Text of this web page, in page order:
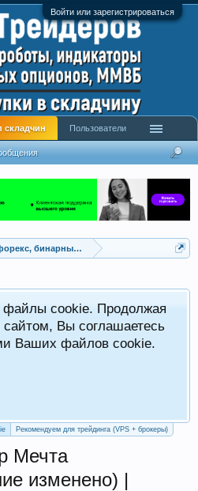
Войти или зарегистрироваться
бинарных опционов, ММВБ
файлы cookie. Продолжая
Вы соглашаетесь
Ваших файлов cookie.
Рекомендуем для трейдинга (VPS + брокеры)
Мечта
изменено) |
складчин Пользователи